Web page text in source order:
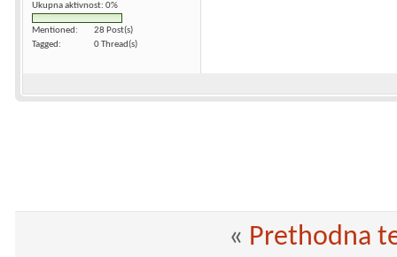
Ukupna aktivnost: 0%
Mentioned
28 Post(s)
Tagged
0 Thread(s)
« Prethodna